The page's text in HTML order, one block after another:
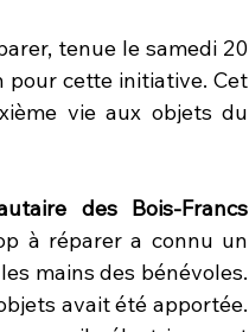
tenue le samedi 20
pour cette initiative. Cet
vie aux objets du
des Bois-Francs
à réparer a connu un
mains des bénévoles.
avait été apportée.